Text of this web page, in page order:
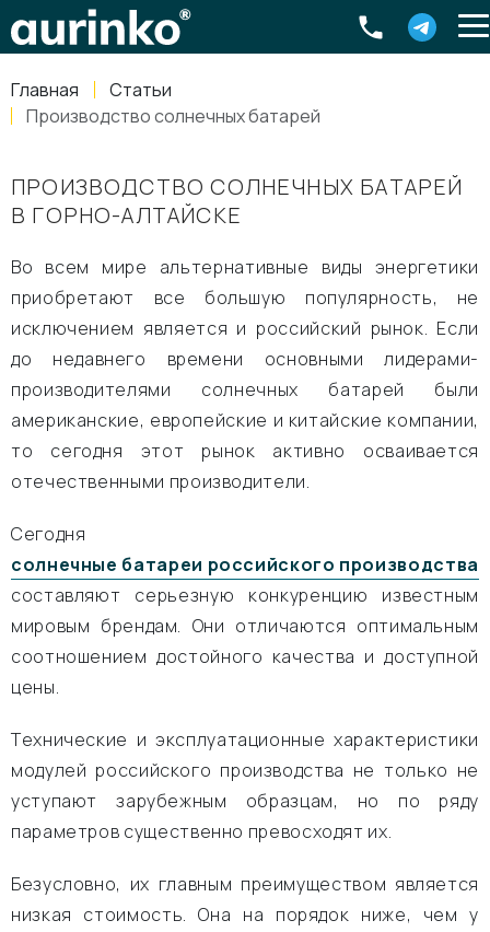
Главная
Статьи
Производство солнечных батарей
ПРОИЗВОДСТВО СОЛНЕЧНЫХ БАТАРЕЙ
В ГОРНО-АЛТАЙСКЕ
Во всем мире альтернативные виды энергетики
приобретают все большую популярность, не
исключением является и российский рынок. Если
до недавнего времени основными лидерами-
производителями солнечных батарей были
американские, европейские и китайские компании,
то сегодня этот рынок активно осваивается
отечественными производители.
Сегодня
солнечные батареи российского производства
составляют серьезную конкуренцию известным
мировым брендам. Они отличаются оптимальным
соотношением достойного качества и доступной
цены.
Технические и эксплуатационные характеристики
модулей российского производства не только не
уступают зарубежным образцам, но по ряду
параметров существенно превосходят их.
Безусловно, их главным преимуществом является
низкая стоимость. Она на порядок ниже, чем у
Россия, Свердловская область Екатеринбург ,
8-800-770-79-40